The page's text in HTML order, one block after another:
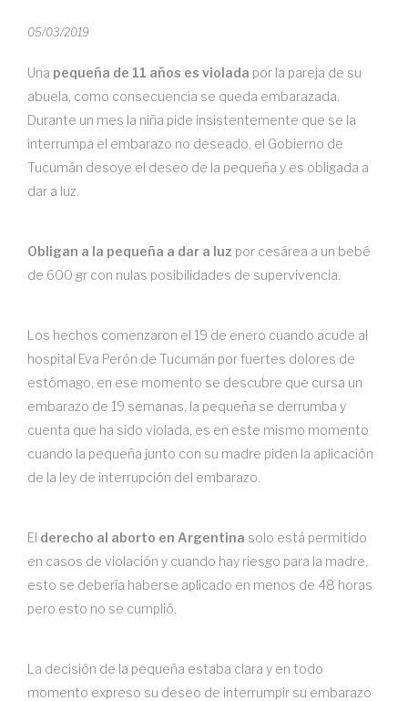
05/03/2019
Una pequeña de 11 años es violada por la pareja de su
abuela, como consecuencia se queda embarazada.
Durante un mes la niña pide insistentemente que se la
interrumpa el embarazo no deseado, el Gobierno de
Tucumán desoye el deseo de la pequeña y es obligada a
dar a luz.
Obligan a la pequeña a dar a luz por cesárea a un bebé
de 600 gr con nulas posibilidades de supervivencia.
Los hechos comenzaron el 19 de enero cuando acude al
hospital Eva Perón de Tucumán por fuertes dolores de
estómago, en ese momento se descubre que cursa un
embarazo de 19 semanas, la pequeña se derrumba y
cuenta que ha sido violada, es en este mismo momento
cuando la pequeña junto con su madre piden la aplicación
de la ley de interrupción del embarazo.
El derecho al aborto en Argentina solo está permitido
en casos de violación y cuando hay riesgo para la madre,
esto se debería haberse aplicado en menos de 48 horas
pero esto no se cumplió.
La decisión de la pequeña estaba clara y en todo
momento expreso su deseo de interrumpir su embarazo